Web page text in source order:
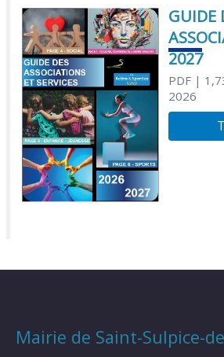
GUIDE
2027
PDF|
2026
Mairie de Saint-Sulpice-